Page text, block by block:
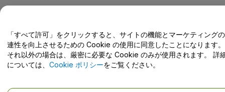
ご質問はありますか?
ヘルプセンター / こちらまでご連絡下さい
「すべて許可」をクリックすると、サイトの機能とマーケティング
連性を向上させるための Cookie の使用に同意したことになります。
それ以外の場合は、厳密に必要な Cookie のみが使用されます。 詳
については、 Cookie ポリシーをご覧ください。